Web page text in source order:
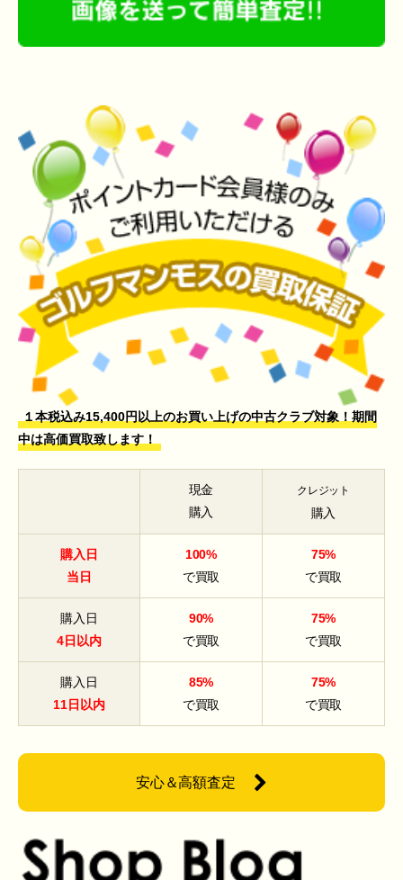
１本税込み15,400円以上のお買い上げの中古クラブ対象！期間
中は高価買取致します！
現金
購入
クレジット
購入
購入日
当日
100%
で買取
75%
で買取
購入日
4日以内
90%
で買取
75%
で買取
購入日
11日以内
85%
で買取
75%
で買取
安心＆高額査定